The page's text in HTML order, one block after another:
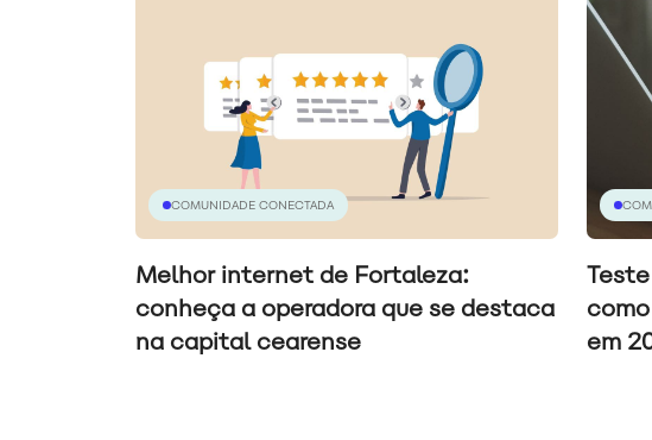
COMUNIDADE CONECTADA
Melhor internet de Fortaleza:
conheça a operadora que se destaca
na capital cearense
em